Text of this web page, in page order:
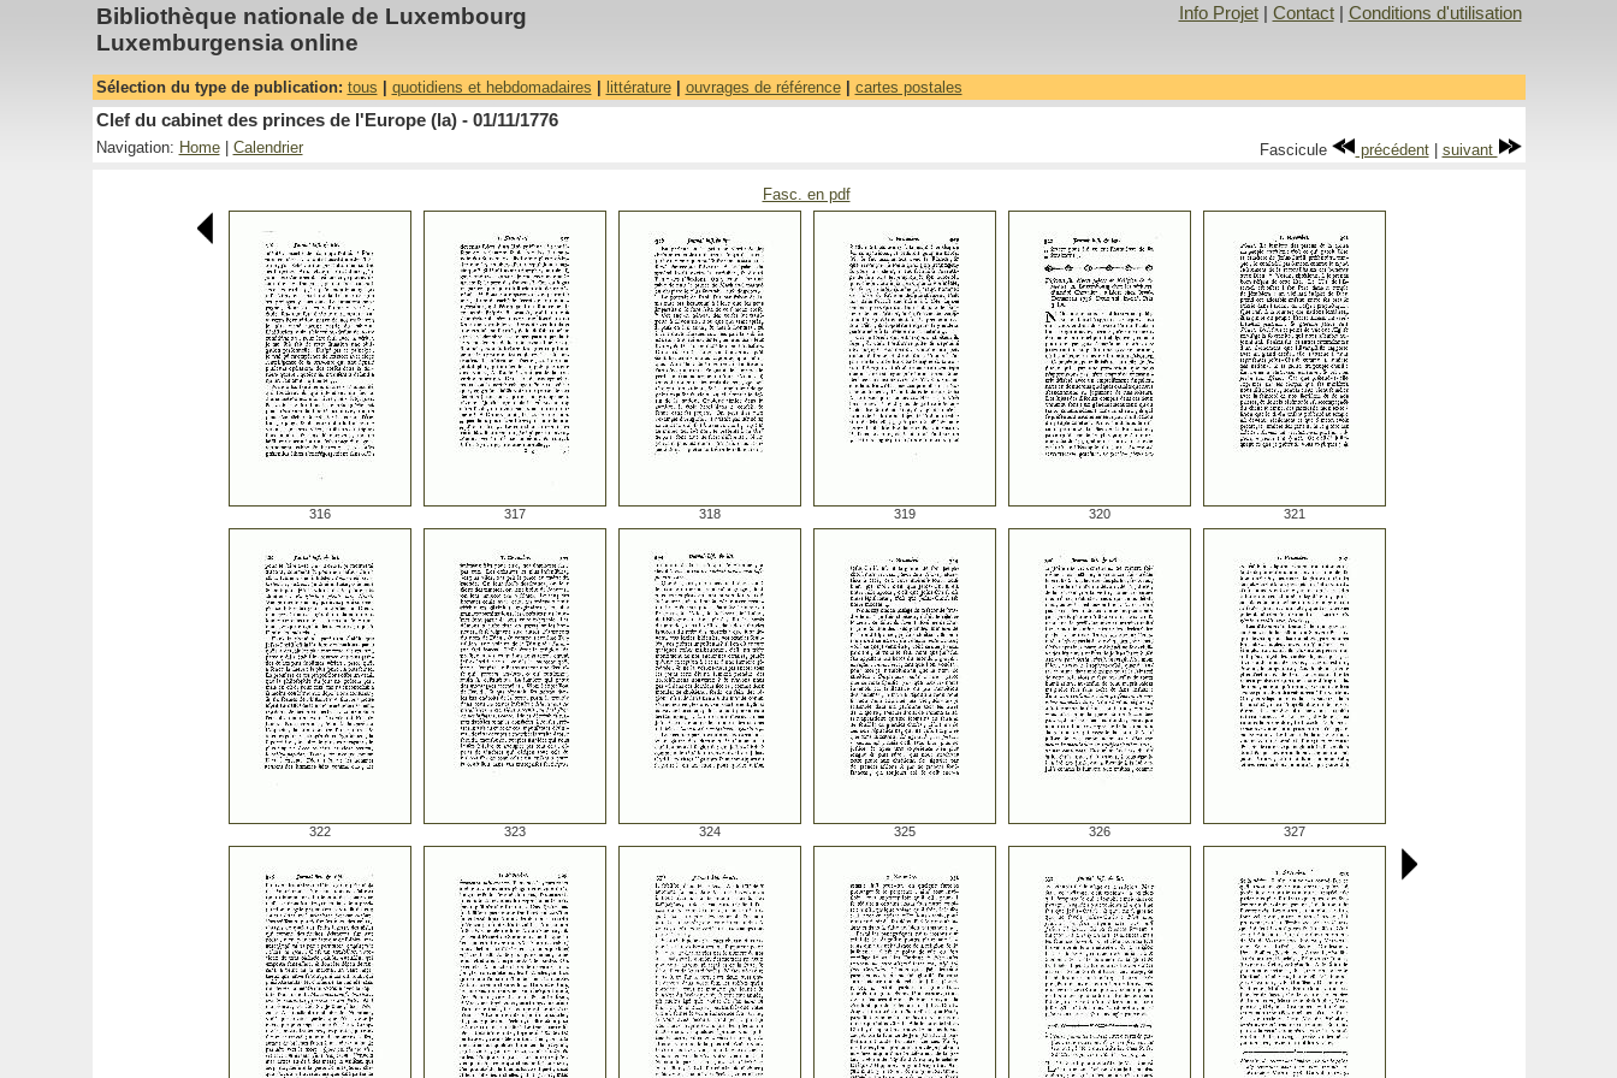
Bibliothèque nationale de Luxembourg
Luxemburgensia online
Info Projet| Contact| Conditions d'utilisation
Sélection du type de publication: tous quotidiens et hebdomadaires littérature| ouvrages de référence| cartes postales
Clef du cabinet des princes de l'Europe (la) - 01/11/1776
Navigation: Home| Calendrier Fascicule précédent| suivant
Fasc. en pdf
316 317 318 319 320 321
322 323 324 325 326 327